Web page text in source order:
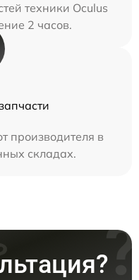
техники Oculus
2 часов.
производителя в
складах.